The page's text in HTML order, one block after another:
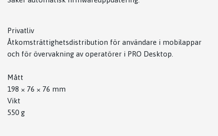
Privatliv
Åtkomsträttighetsdistribution för användare i mobilappar
och för övervakning av operatörer i PRO Desktop.
Mått
198 × 76 × 76 mm
Vikt
550 g